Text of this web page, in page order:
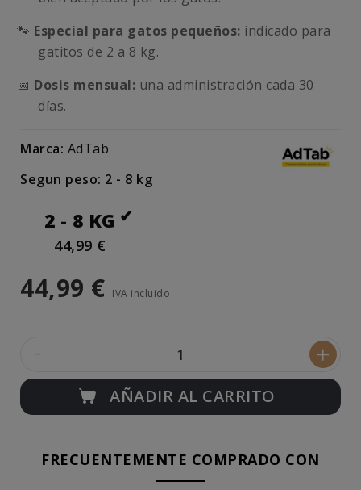
🐾 Especial para gatos pequeños: indicado para
gatitos de 2 a 8 kg.
📅 Dosis mensual: una administración cada 30
días.
Marca: AdTab
Segun peso: 2 - 8 kg
2 - 8 KG
44,99 €
44,99 € IVA incluido
- +
AÑADIR AL CARRITO
FRECUENTEMENTE COMPRADO CON